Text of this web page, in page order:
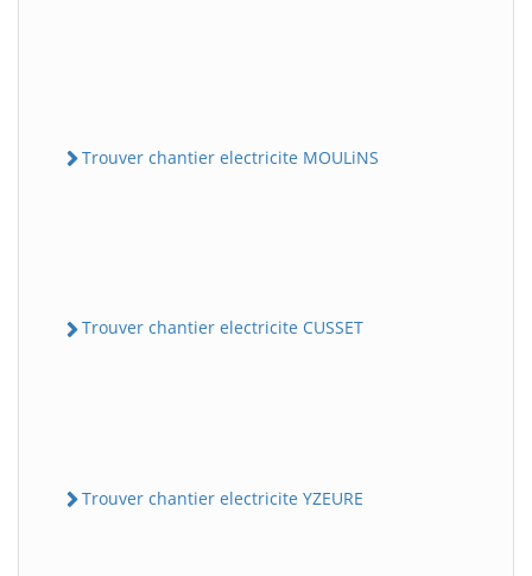
Trouver chantier electricite MOULiNS
Trouver chantier electricite CUSSET
Trouver chantier electricite YZEURE